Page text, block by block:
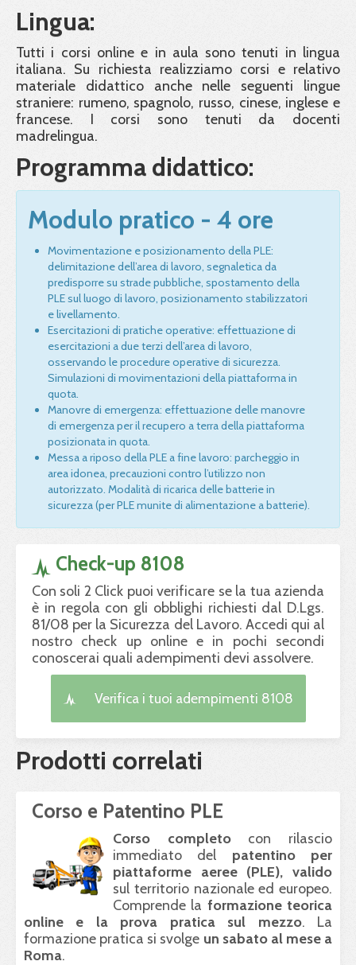
Lingua:
Tutti i corsi online e in aula sono tenuti in lingua
italiana. Su richiesta realizziamo corsi e relativo
materiale didattico anche nelle seguenti lingue
straniere: rumeno, spagnolo, russo, cinese, inglese e
francese. I corsi sono tenuti da docenti
madrelingua.
Programma didattico:
Modulo pratico - 4 ore
Movimentazione e posizionamento della PLE:
delimitazione dell’area di lavoro, segnaletica da
predisporre su strade pubbliche, spostamento della
PLE sul luogo di lavoro, posizionamento stabilizzatori
e livellamento.
Esercitazioni di pratiche operative: effettuazione di
esercitazioni a due terzi dell’area di lavoro,
osservando le procedure operative di sicurezza.
Simulazioni di movimentazioni della piattaforma in
quota.
Manovre di emergenza: effettuazione delle manovre
di emergenza per il recupero a terra della piattaforma
posizionata in quota.
Messa a riposo della PLE a fine lavoro: parcheggio in
area idonea, precauzioni contro l’utilizzo non
autorizzato. Modalità di ricarica delle batterie in
sicurezza (per PLE munite di alimentazione a batterie).
Check-up 8108
Con soli 2 Click puoi verificare se la tua azienda
è in regola con gli obblighi richiesti dal D.Lgs.
81/08 per la Sicurezza del Lavoro. Accedi qui al
nostro check up online e in pochi secondi
conoscerai quali adempimenti devi assolvere.
Verifica i tuoi adempimenti 8108
Prodotti correlati
Corso e Patentino PLE
Corso completocon rilascio
immediato del patentino per
piattaforme aeree (PLE), valido
sul territorio nazionale ed europeo.
Comprende la formazione teorica
online e la prova pratica sul mezzo. La
formazione pratica si svolge un sabato al mese a
Roma.